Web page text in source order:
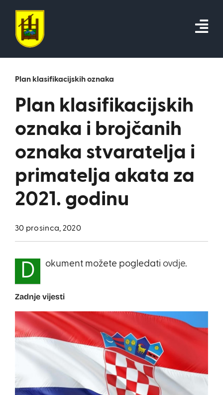
content
Plan klasifikacijskih oznaka
Plan klasifikacijskih
oznaka i brojčanih
oznaka stvaratelja i
primatelja akata za
2021. godinu
30 prosinca, 2020
D okument možete pogledati ovdje.
Zadnje vijesti